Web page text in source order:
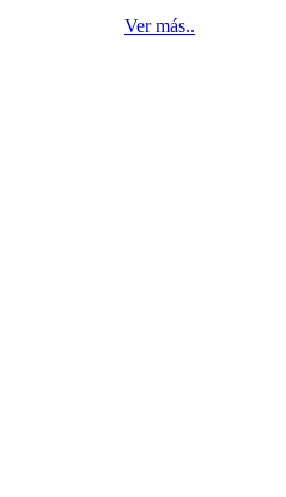
Ver más..